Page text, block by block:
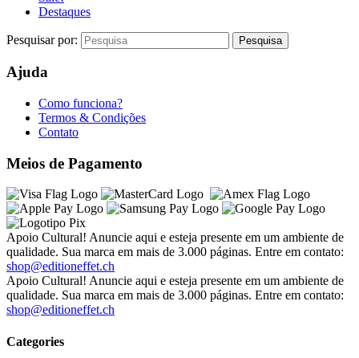
Destaques
Pesquisar por:
Ajuda
Como funciona?
Termos & Condições
Contato
Meios de Pagamento
Apoio Cultural! Anuncie aqui e esteja presente em um ambiente de
qualidade. Sua marca em mais de 3.000 páginas. Entre em contato:
shop@editioneffet.ch
Apoio Cultural! Anuncie aqui e esteja presente em um ambiente de
qualidade. Sua marca em mais de 3.000 páginas. Entre em contato:
shop@editioneffet.ch
Categories